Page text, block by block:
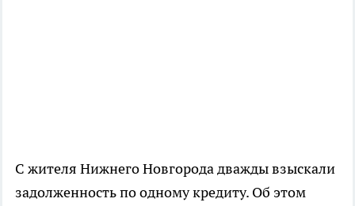
С жителя Нижнего Новгорода дважды взыскали
задолженность по одному кредиту. Об этом